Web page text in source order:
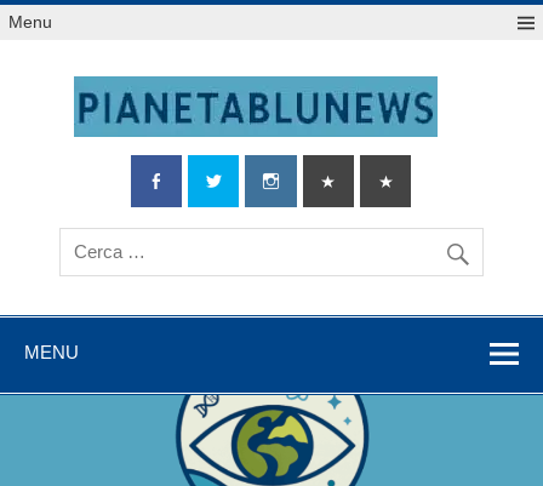
Salta
alMenu
MENU